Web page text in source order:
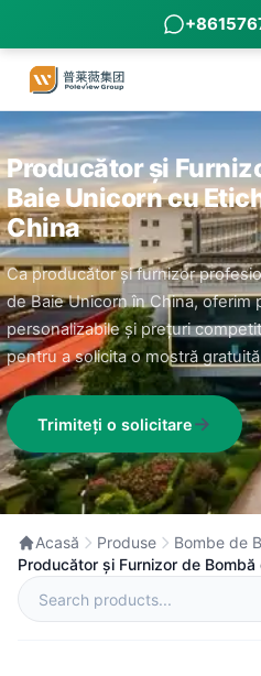
Producător și
Baie Unicorn cu
China
Ca producător și furnizor
de Baie Unicorn în China, oferim
personalizabile și prețuri
pentru a solicita o mostră
Trimiteți o solicitare
Acasă Produse
Bombe de
Producător și Furnizor de
Privată în China